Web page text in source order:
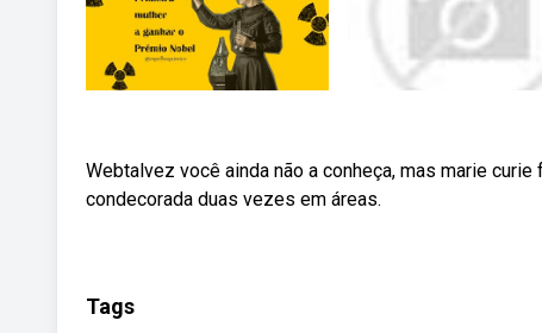
Webtalvez você ainda não a conheça, mas marie
condecorada duas vezes em áreas.
Tags